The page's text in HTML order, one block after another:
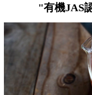
"有機JAS